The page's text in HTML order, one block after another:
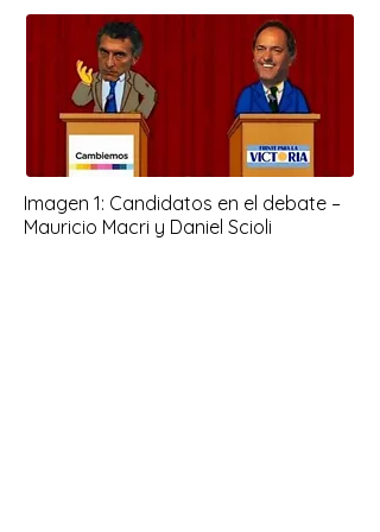
Imagen 1: Candidatos en el debate –
Mauricio Macri y Daniel Scioli